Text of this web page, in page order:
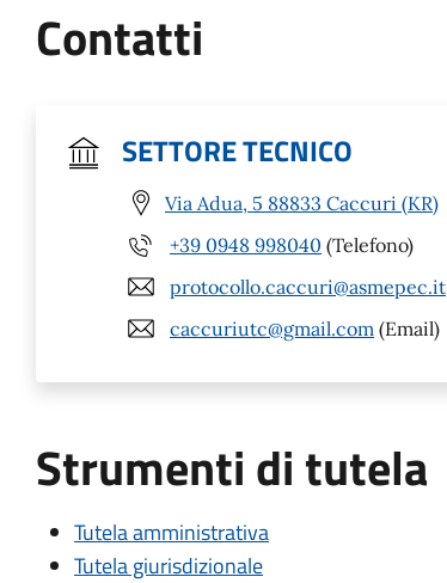
Contatti
SETTORE TECNICO
Via Adua, 5 88833 Caccuri (KR)
+39 0948 998040 (Telefono)
protocollo.caccuri@asmepec.it
caccuriutc@gmail.com (Email)
Strumenti di tutela
Tutela amministrativa
Tutela giurisdizionale